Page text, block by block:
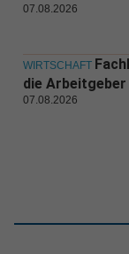
07.08.2026
WIRTSCHAFT
die
07.08.2026